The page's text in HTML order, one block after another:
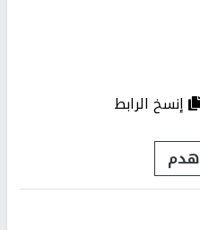
إنسخ الرابط
هدم